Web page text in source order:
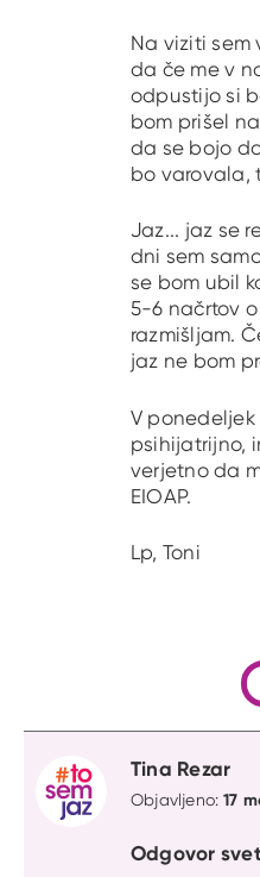
Na viziti sem
da če me v
odpustijo si
bom prišel
da se bojo
bo varovala,
Jaz... jaz se
dni sem
se bom ubil
5-6 načrtov
razmišljam.
jaz ne bom
V ponedeljek
psihijatrijno,
verjetno da
EIOAP.
Lp, Toni
Tina Rezar
Objavljeno:17
Odgovor